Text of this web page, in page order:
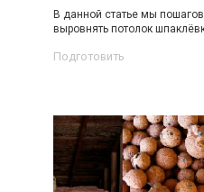
В данной статье мы
выровнять потолок
Подготовить